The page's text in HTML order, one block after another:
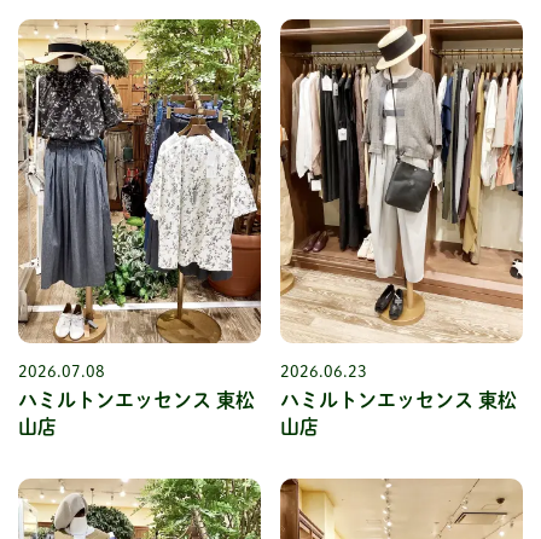
2026.07.08
ハミルトンエッセンス 東松
山店
2026.06.23
ハミルトンエッセンス 東松
山店